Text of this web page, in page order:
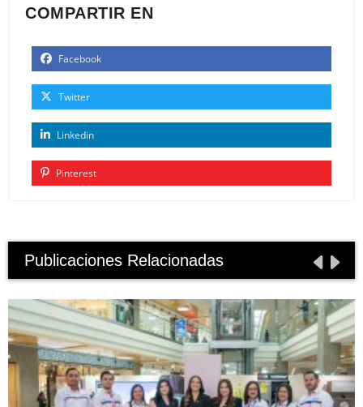
COMPARTIR EN
Facebook
Twitter
Linkedin
Pinterest
Publicaciones Relacionadas